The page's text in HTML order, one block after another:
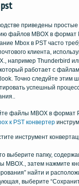
приведены
файлов MBOX в формат
Mbox в PST часто
клиента,
например Thunderbird
работает с
Точно следуйте этим
успешный
файлы MBOX в формат
к PST конвертер
инструмент
выберите папку,
MBOX., затем нажмите
найти и
выберите